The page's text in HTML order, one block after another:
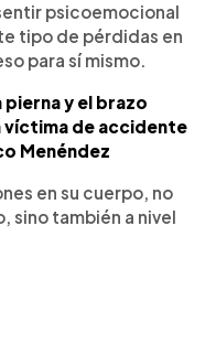
psicoemocional
tipo de pérdidas en
para sí mismo.
y el brazo
víctima de accidente
Menéndez
en su cuerpo, no
sino también a nivel